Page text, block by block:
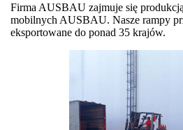
Firma AUSBAU zajmuje się
mobilnych AUSBAU. Nasze rampy
eksportowane do ponad 35 krajów.